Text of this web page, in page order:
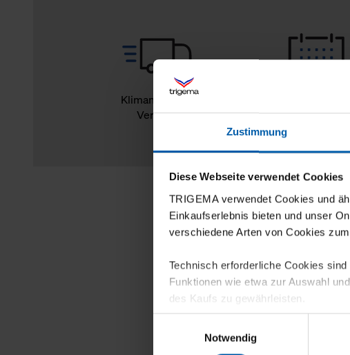
Zustimmung
Diese Webseite verwendet Cookies
TRIGEMA verwendet Cookies und
Einkaufserlebnis bieten und unser
verschiedene Arten von Cookies
Technisch erforderliche Cookies
Funktionen wie etwa zur Auswahl
des Kaufs zu gewährleisten.
Für die Darstellung personalisierter
sowie für Marketing-, Statistik- und
Notwendig
Klimaneutraler
Versand